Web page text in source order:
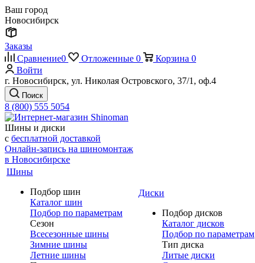
Ваш город
Новосибирск
Заказы
Сравнение0 Отложенные 0 Корзина 0
Войти
г. Новосибирск, ул. Николая Островского, 37/1, оф.4
Поиск
8 (800) 555 5054
Шины и диски
с бесплатной доставкой
Онлайн-запись на шиномонтаж
в Новосибирске
Шины
Подбор шин
Каталог шин
Подбор по параметрам
Сезон
Всесезонные шины
Зимние шины
Летние шины
Диски
Подбор дисков
Каталог дисков
Подбор по параметрам
Тип диска
Литые диски